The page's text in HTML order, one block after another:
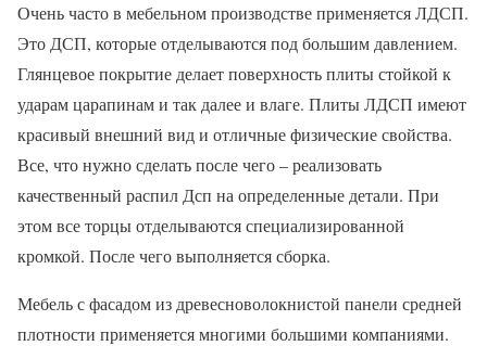
Очень часто в мебельном производстве применяется ЛДСП.
Это ДСП, которые отделываются под большим давлением.
Глянцевое покрытие делает поверхность плиты стойкой к
ударам царапинам и так далее и влаге. Плиты ЛДСП имеют
красивый внешний вид и отличные физические свойства.
Все, что нужно сделать после чего – реализовать
качественный распил Дсп на определенные детали. При
этом все торцы отделываются специализированной
кромкой. После чего выполняется сборка.
Мебель с фасадом из древесноволокнистой панели средней
плотности применяется многими большими компаниями.